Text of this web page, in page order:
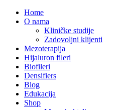
Home
O nama
Kliničke studije
Zadovoljni klijenti
Mezoterapija
Hijaluron fileri
Biofileri
Densifiers
Blog
Edukacija
Shop